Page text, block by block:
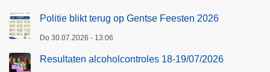
Politie blikt terug op Gentse Feesten 2026
Do 30.07.2026 - 13:06
Resultaten alcoholcontroles 18-19/07/2026